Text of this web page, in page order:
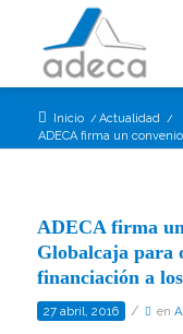
Inicio / Actualidad /
ADECA firma un
ADECA firma
Globalcaja para
financiación a
27 abril, 2016 / en